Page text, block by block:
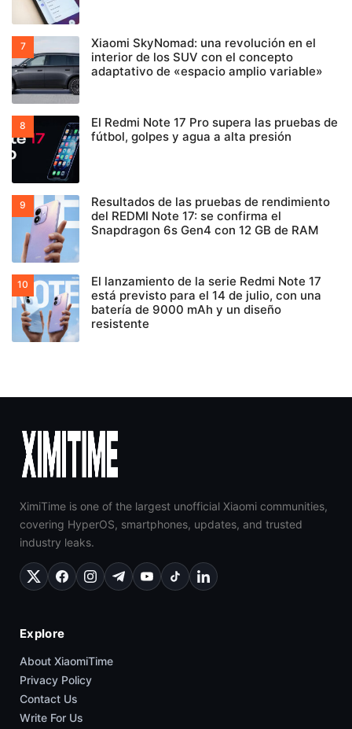
Xiaomi SkyNomad: una revolución en el
interior de los SUV con el concepto
adaptativo de «espacio amplio variable»
El Redmi Note 17 Pro supera las pruebas de
fútbol, golpes y agua a alta presión
Resultados de las pruebas de rendimiento
del REDMI Note 17: se confirma el
Snapdragon 6s Gen4 con 12 GB de RAM
El lanzamiento de la serie Redmi Note 17
está previsto para el 14 de julio, con una
batería de 9000 mAh y un diseño
resistente
XimiTime is one of the largest unofficial Xiaomi communities,
covering HyperOS, smartphones, updates, and trusted
industry leaks.
Explore
About XiaomiTime
Privacy Policy
Contact Us
Write For Us